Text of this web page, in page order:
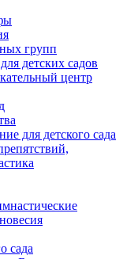
групп
детских садов
центр
для детского сада
сада